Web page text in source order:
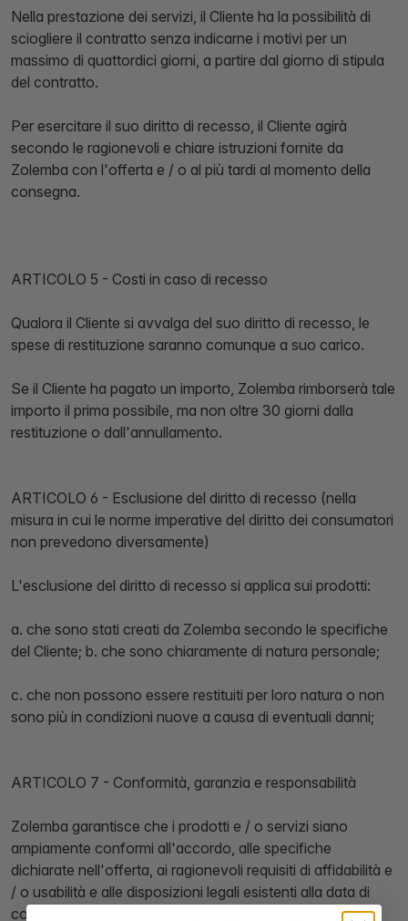
Nella prestazione dei servizi, il Cliente ha la possibilità di
sciogliere il contratto senza indicarne i motivi per un
massimo di quattordici giorni, a partire dal giorno di stipula
del contratto.
Per esercitare il suo diritto di recesso, il Cliente agirà
secondo le ragionevoli e chiare istruzioni fornite da
Zolemba con l'offerta e / o al più tardi al momento della
consegna.
ARTICOLO 5 - Costi in caso di recesso
Qualora il Cliente si avvalga del suo diritto di recesso, le
spese di restituzione saranno comunque a suo carico.
Se il Cliente ha pagato un importo, Zolemba rimborserà tale
importo il prima possibile, ma non oltre 30 giorni dalla
restituzione o dall'annullamento.
ARTICOLO 6 - Esclusione del diritto di recesso (nella
misura in cui le norme imperative del diritto dei consumatori
non prevedono diversamente)
L'esclusione del diritto di recesso si applica sui prodotti:
a. che sono stati creati da Zolemba secondo le specifiche
del Cliente; b. che sono chiaramente di natura personale;
c. che non possono essere restituiti per loro natura o non
sono più in condizioni nuove a causa di eventuali danni;
ARTICOLO 7 - Conformità, garanzia e responsabilità
Zolemba garantisce che i prodotti e / o servizi siano
ampiamente conformi all'accordo, alle specifiche
dichiarate nell'offerta, ai ragionevoli requisiti di affidabilità e
/ o usabilità e alle disposizioni legali esistenti alla data di
conclusione dell'accordo e / o regolamenti governativi.